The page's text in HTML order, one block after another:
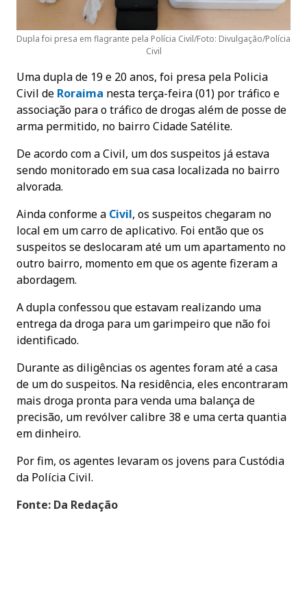
Dupla foi presa em flagrante pela Polícia Civil/Foto: Divulgação/Polícia
Civil
Uma dupla de 19 e 20 anos, foi presa pela Policia
Civil de Roraima nesta terça-feira (01) por tráfico e
associação para o tráfico de drogas além de posse de
arma permitido, no bairro Cidade Satélite.
De acordo com a Civil, um dos suspeitos já estava
sendo monitorado em sua casa localizada no bairro
alvorada.
Ainda conforme a Civil, os suspeitos chegaram no
local em um carro de aplicativo. Foi então que os
suspeitos se deslocaram até um um apartamento no
outro bairro, momento em que os agente fizeram a
abordagem.
A dupla confessou que estavam realizando uma
entrega da droga para um garimpeiro que não foi
identificado.
Durante as diligências os agentes foram até a casa
de um do suspeitos. Na residência, eles encontraram
mais droga pronta para venda uma balança de
precisão, um revólver calibre 38 e uma certa quantia
em dinheiro.
Por fim, os agentes levaram os jovens para Custódia
da Polícia Civil.
Fonte: Da Redação